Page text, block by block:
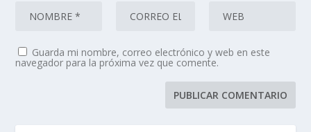
Guarda mi nombre, correo electrónico y web en este
navegador para la próxima vez que comente.